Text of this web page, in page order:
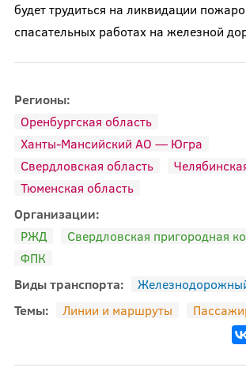
будет трудиться на ликвидации
спасательных работах на железной
Регионы:
Оренбургская область
Ханты-Мансийский АО — Югра
Свердловская область
Тюменская область
Организации:
РЖД
Свердловская пригородная
ФПК
Виды транспорта:
Темы:
Линии и маршруты